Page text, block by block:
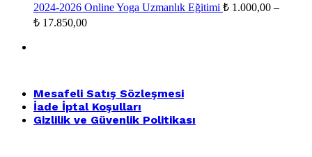
₺ 7.000,00
2024-2026 Online Yoga Uzmanlık Eğitimi ₺ 1.000,00 –
₺ 17.850,00Fiyat
Mesafeli Satış Sözleşmesi
İade İptal Koşulları
Gizlilik ve Güvenlik Politikası